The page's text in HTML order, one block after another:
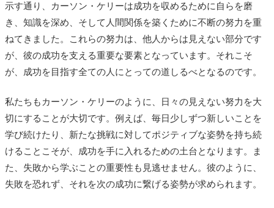
示す通り、カーソン・ケリーは成功を収めるために自らを磨
き、知識を深め、そして人間関係を築くために不断の努力を重
ねてきました。これらの努力は、他人からは見えない部分です
が、彼の成功を支える重要な要素となっています。それこそ
が、成功を目指す全ての人にとっての道しるべとなるのです。
私たちもカーソン・ケリーのように、日々の見えない努力を大
切にすることが大切です。例えば、毎日少しずつ新しいことを
学び続けたり、新たな挑戦に対してポジティブな姿勢を持ち続
けることこそが、成功を手に入れるための土台となります。ま
た、失敗から学ぶことの重要性も見逃せません。彼のように、
失敗を恐れず、それを次の成功に繋げる姿勢が求められます。